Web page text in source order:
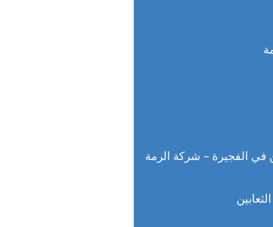
الفجيرة – شركة الرمة